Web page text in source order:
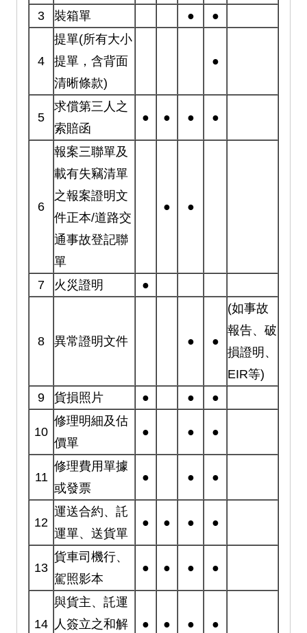
3 裝箱單 ● ●
4
提單(所有大小
提單，含背面
清晰條款)
●
5
求償第三人之
索賠函
● ● ● ●
6
報案三聯單及
載有失竊清單
之報案證明文
件正本/道路交
通事故登記聯
單
● ●
7 火災證明 ●
8 異常證明文件 ● ●
(如事故
報告、破
損證明、
EIR等)
9
貨損照片 ● ● ●
10
修理明細及估
價單
● ● ●
11
修理費用單據
或發票
● ● ●
12
運送合約、託
運單、送貨單
● ● ● ●
13
貨車司機行、
駕照影本
● ● ● ●
14
與貨主、託運
人簽立之和解
● ● ● ●